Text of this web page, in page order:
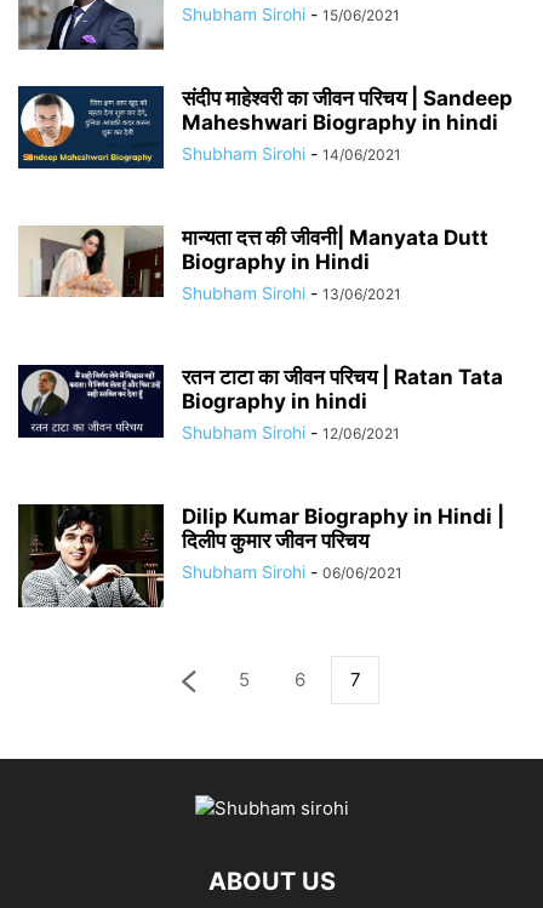
Shubham Sirohi - 15/06/2021
संदीप माहेश्वरी का जीवन परिचय | Sandeep
Maheshwari Biography in hindi
Shubham Sirohi - 14/06/2021
मान्यता दत्त की जीवनी| Manyata Dutt
Biography in Hindi
Shubham Sirohi - 13/06/2021
रतन टाटा का जीवन परिचय | Ratan Tata
Biography in hindi
Shubham Sirohi - 12/06/2021
Dilip Kumar Biography in Hindi |
दिलीप कुमार जीवन परिचय
Shubham Sirohi - 06/06/2021
5 6 7
ABOUT US